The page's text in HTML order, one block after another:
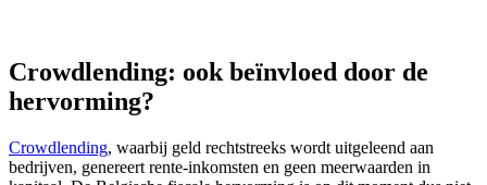
Crowdlending: ook beïnvloed door de
hervorming?
Crowdlending, waarbij geld rechtstreeks wordt uitgeleend aan
bedrijven, genereert rente-inkomsten en geen meerwaarden in